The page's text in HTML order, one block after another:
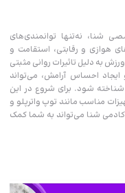
شنا، نه‌تنها توانمندی‌های
هوازی و رقابتی، استقامت و
به دلیل تاثیرات روانی مثبتی
احساس آرامش، می‌تواند
شود. برای شروع در این
مناسب مانند توپ واترپلو و
شنا می‌تواند به شما کمک